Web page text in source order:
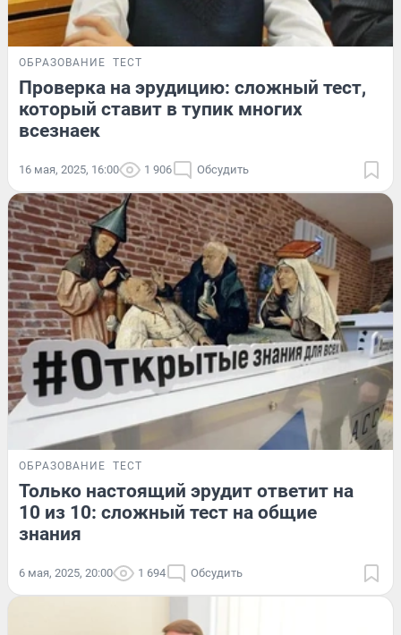
ОБРАЗОВАНИЕ ТЕСТ
Проверка на эрудицию: сложный тест,
который ставит в тупик многих
всезнаек
16 мая, 2025, 16:00 1 906 Обсудить
ОБРАЗОВАНИЕ ТЕСТ
Только настоящий эрудит ответит на
10 из 10: сложный тест на общие
знания
6 мая, 2025, 20:00 1 694 Обсудить